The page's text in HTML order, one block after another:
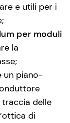
e utili per i
per moduli
la
un piano-
delle
di